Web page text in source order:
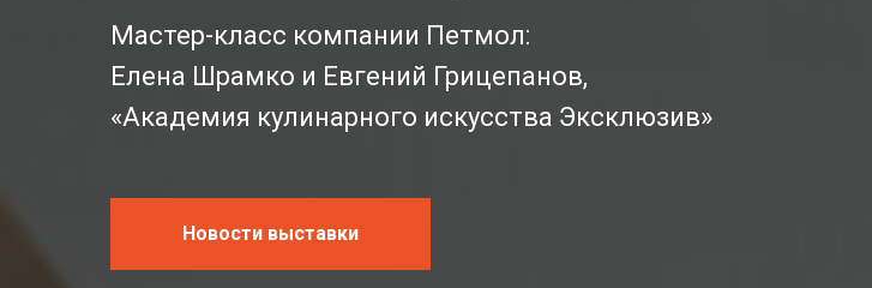
Мастер-класс компании Петмол:
Елена Шрамко и Евгений Грицепанов,
«Академия кулинарного искусства Эксклюзив»
Новости выставки